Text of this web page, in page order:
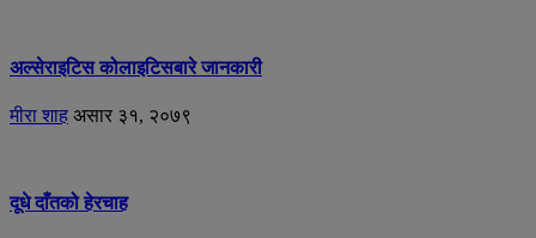
अल्सेराइटिस कोलाइटिसबारे जानकारी
मीरा शाह असार ३१, २०७९
दूधे दाँतको हेरचाह